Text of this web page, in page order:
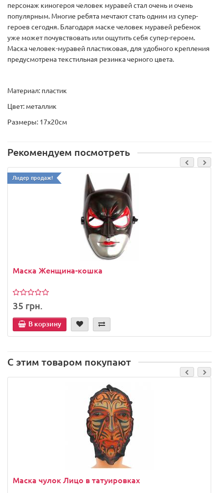
персонаж киногероя человек муравей стал очень и очень
популярным. Многие ребята мечтают стать одним из супер-
героев сегодня. Благодаря маске человек муравей ребенок
уже может почувствовать или ощутить себя супер-героем.
Маска человек-муравей пластиковая, для удобного крепления
предусмотрена текстильная резинка черного цвета.
Материал: пластик
Цвет: металлик
Размеры: 17х20см
Рекомендуем посмотреть
Лидер продаж!
Маска Женщина-кошка
35 грн.
В корзину
С этим товаром покупают
Маска чулок Лицо в татуировках